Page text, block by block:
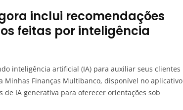
inclui recomendações
feitas por inteligência
inteligência artificial (IA) para auxiliar seus clientes
Minhas Finanças Multibanco, disponível no aplicativo
IA generativa para oferecer orientações sob